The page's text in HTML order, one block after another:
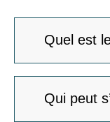
Quel est
Qui peut